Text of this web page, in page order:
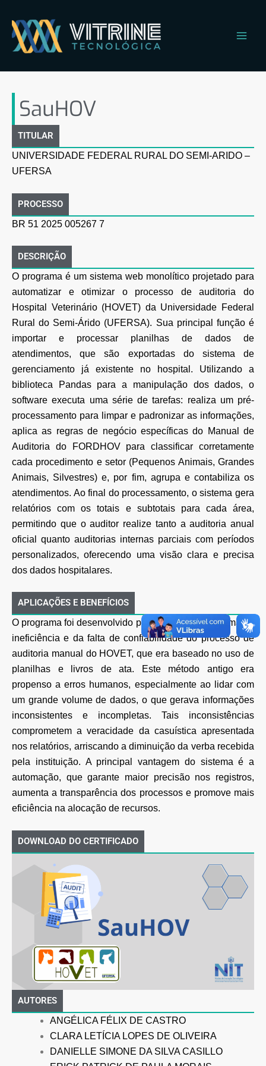
para
conteúdo
SauHOV
TITULAR
UNIVERSIDADE FEDERAL RURAL DO SEMI-ARIDO –
UFERSA
PROCESSO
BR 51 2025 005267 7
DESCRIÇÃO
O programa é um sistema web monolítico projetado para
automatizar e otimizar o processo de auditoria do
Hospital Veterinário (HOVET) da Universidade Federal
Rural do Semi-Árido (UFERSA). Sua principal função é
importar e processar planilhas de dados de
atendimentos, que são exportadas do sistema de
gerenciamento já existente no hospital. Utilizando a
biblioteca Pandas para a manipulação dos dados, o
software executa uma série de tarefas: realiza um pré-
processamento para limpar e padronizar as informações,
aplica as regras de negócio específicas do Manual de
Auditoria do FORDHOV para classificar corretamente
cada procedimento e setor (Pequenos Animais, Grandes
Animais, Silvestres) e, por fim, agrupa e contabiliza os
atendimentos. Ao final do processamento, o sistema gera
relatórios com os totais e subtotais para cada área,
permitindo que o auditor realize tanto a auditoria anual
oficial quanto auditorias internas parciais com períodos
personalizados, oferecendo uma visão clara e precisa
dos dados hospitalares.
APLICAÇÕES E BENEFÍCIOS
O programa foi desenvolvido para resolver o problema da
ineficiência e da falta de confiabilidade do processo de
auditoria manual do HOVET, que era baseado no uso de
planilhas e livros de ata. Este método antigo era
propenso a erros humanos, especialmente ao lidar com
um grande volume de dados, o que gerava informações
inconsistentes e incompletas. Tais inconsistências
comprometem a veracidade da casuística apresentada
nos relatórios, arriscando a diminuição da verba recebida
pela instituição. A principal vantagem do sistema é a
automação, que garante maior precisão nos registros,
aumenta a transparência dos processos e promove mais
eficiência na alocação de recursos.
DOWNLOAD DO CERTIFICADO
AUTORES
ANGÉLICA FÉLIX DE CASTRO
CLARA LETÍCIA LOPES DE OLIVEIRA
DANIELLE SIMONE DA SILVA CASILLO